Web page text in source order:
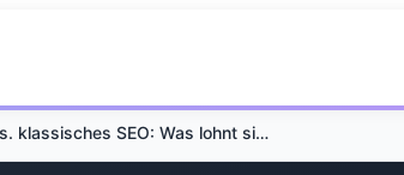
KI-Suche vs. klassisches SEO: Was lohnt sich 2026 noch?